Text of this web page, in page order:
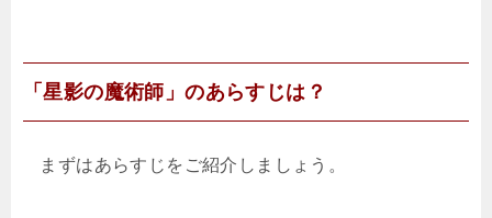
「星影の魔術師」のあらすじは？
まずはあらすじをご紹介しましょう。